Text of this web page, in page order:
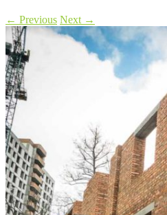
← Previous Next →